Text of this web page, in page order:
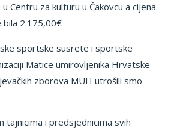
Centru za kulturu u Čakovcu a cijena
2.175,00€
sportske susrete i sportske
Matice umirovljenika Hrvatske
zborova MUH utrošili smo
tajnicima i predsjednicima svih